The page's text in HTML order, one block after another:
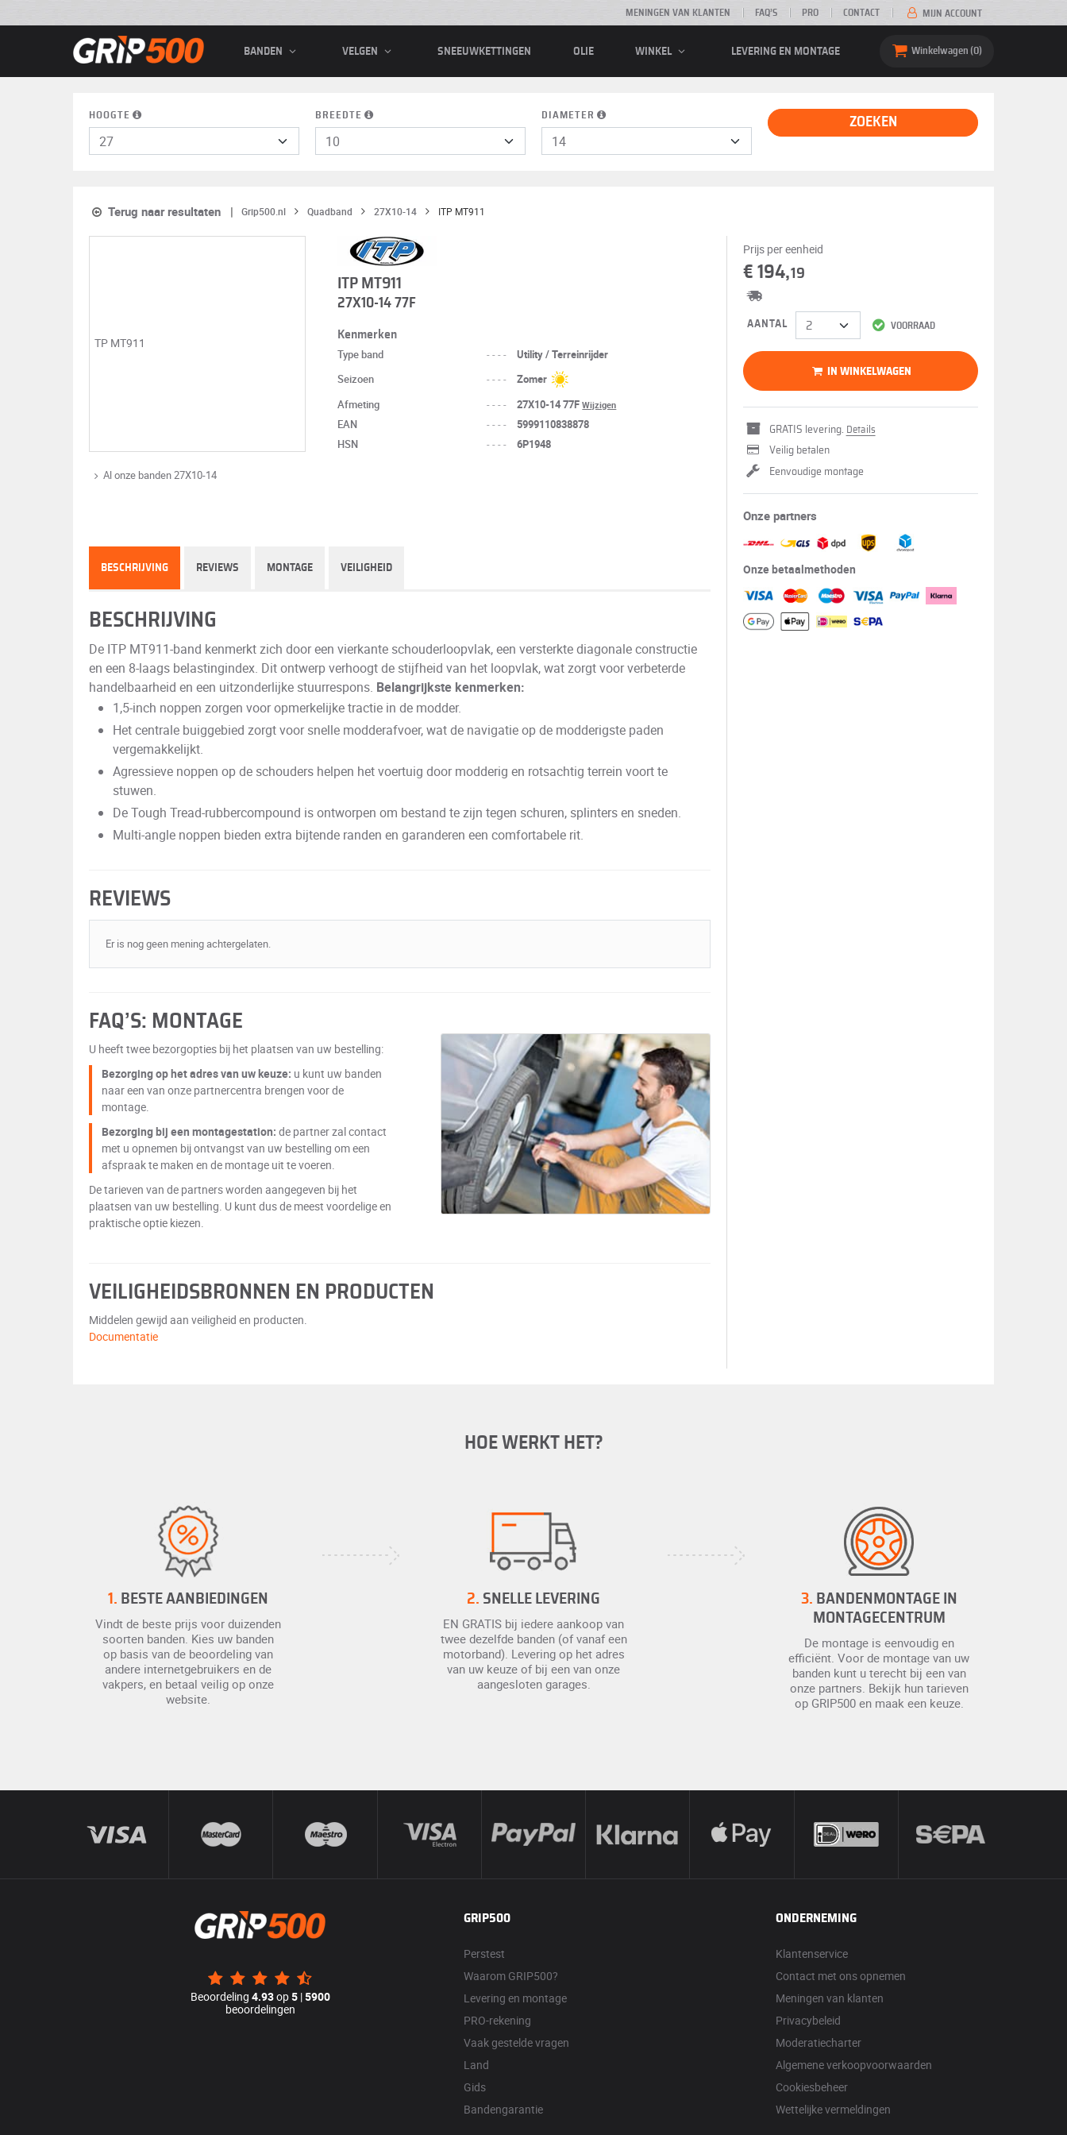
MENINGEN VAN KLANTEN FAQ’S PRO CONTACT MIJN ACCOUNT
BANDEN VELGEN SNEEUWKETTINGEN OLIE WINKEL LEVERING EN MONTAGE Winkelwagen 0
HOOGTE BREEDTE DIAMETER ZOEKEN
Terug naar resultaten Grip500.nl Quadband 27X10-14 ITP MT911
Al onze banden 27X10-14
ITP MT911
27X10-14 77F
Kenmerken
Type band ----
Utility / Terreinrijder
Seizoen
----
Zomer
Afmeting
---- 27X10-14 77FWijzigen
EAN ----
5999110838878
HSN
---- 6P1948
Prijs per eenheid
€ 194,19
VOORRAAD
AANTAL
IN WINKELWAGEN
GRATIS levering. Details
Veilig betalen
Eenvoudige montage
Onze partners
Onze betaalmethoden
BESCHRIJVING REVIEWS MONTAGE VEILIGHEID
BESCHRIJVING
De ITP MT911-band kenmerkt zich door een vierkante schouderloopvlak, een versterkte diagonale constructie
en een 8-laags belastingindex. Dit ontwerp verhoogt de stijfheid van het loopvlak, wat zorgt voor verbeterde
handelbaarheid en een uitzonderlijke stuurrespons. Belangrijkste kenmerken:
1,5-inch noppen zorgen voor opmerkelijke tractie in de modder.
Het centrale buiggebied zorgt voor snelle modderafvoer, wat de navigatie op de modderigste paden
vergemakkelijkt.
Agressieve noppen op de schouders helpen het voertuig door modderig en rotsachtig terrein voort te
stuwen.
De Tough Tread-rubbercompound is ontworpen om bestand te zijn tegen schuren, splinters en sneden.
Multi-angle noppen bieden extra bijtende randen en garanderen een comfortabele rit.
REVIEWS
Er is nog geen mening achtergelaten.
FAQ’S: MONTAGE
U heeft twee bezorgopties bij het plaatsen van uw bestelling:
Bezorging op het adres van uw keuze: u kunt uw banden
naar een van onze partnercentra brengen voor de
montage.
Bezorging bij een montagestation: de partner zal contact
met u opnemen bij ontvangst van uw bestelling om een
afspraak te maken en de montage uit te voeren.
De tarieven van de partners worden aangegeven bij het
plaatsen van uw bestelling. U kunt dus de meest voordelige en
praktische optie kiezen.
VEILIGHEIDSBRONNEN EN PRODUCTEN
Middelen gewijd aan veiligheid en producten.
Documentatie
HOE WERKT HET?
1. BESTE AANBIEDINGEN
Vindt de beste prijs voor duizenden
soorten banden. Kies uw banden
op basis van de beoordeling van
andere internetgebruikers en de
vakpers, en betaal veilig op onze
website.
2. SNELLE LEVERING
EN GRATIS bij iedere aankoop van
twee dezelfde banden (of vanaf een
motorband). Levering op het adres
van uw keuze of bij een van onze
aangesloten garages.
3. BANDENMONTAGE IN
MONTAGECENTRUM
De montage is eenvoudig en
efficiënt. Voor de montage van uw
banden kunt u terecht bij een van
onze partners. Bekijk hun tarieven
op GRIP500 en maak een keuze.
Beoordeling 4.93op5|5900
beoordelingen
GRIP500
Perstest
Waarom GRIP500?
Levering en montage
PRO-rekening
Vaak gestelde vragen
Land
Gids
Bandengarantie
ONDERNEMING
Klantenservice
Contact met ons opnemen
Meningen van klanten
Privacybeleid
Moderatiecharter
Algemene verkoopvoorwaarden
Cookiesbeheer
Wettelijke vermeldingen